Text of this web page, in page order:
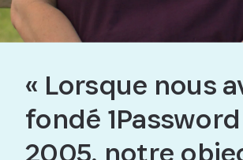
« Lorsque nous
fondé
2005, notre